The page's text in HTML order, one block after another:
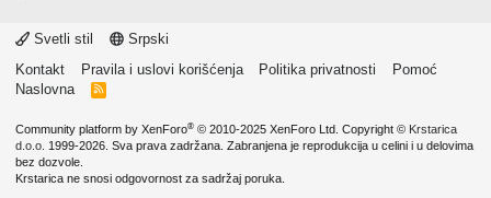
Svetli stil
Srpski
Kontakt
Pravila i uslovi korišćenja Politika privatnosti
Pomoć
Naslovna
R
Community platform by XenForo® © 2010-2025 XenForo Ltd. Copyright © Krstarica
d.o.o. 1999-2026. Sva prava zadržana. Zabranjena je reprodukcija u celini i u delovima
bez dozvole.
Krstarica ne snosi odgovornost za sadržaj poruka.